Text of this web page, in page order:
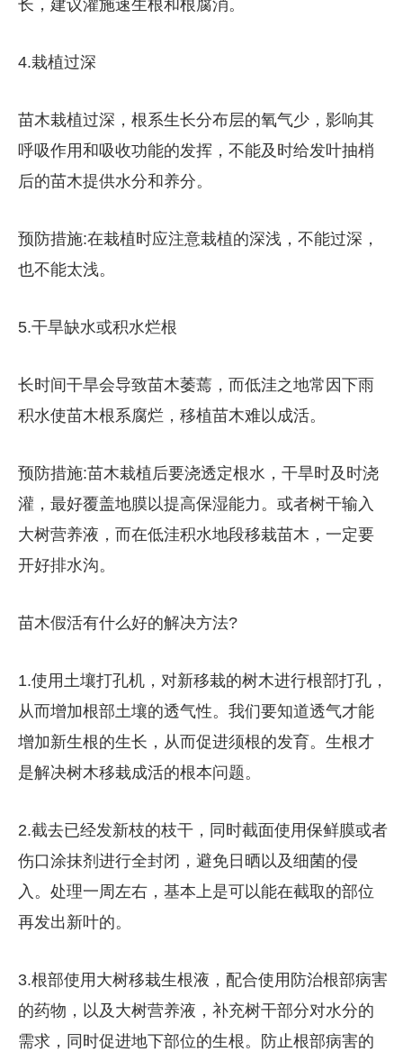
长，建议灌施速生根和根腐消。
4.栽植过深
苗木栽植过深，根系生长分布层的氧气少，影响其
呼吸作用和吸收功能的发挥，不能及时给发叶抽梢
后的苗木提供水分和养分。
预防措施:在栽植时应注意栽植的深浅，不能过深，
也不能太浅。
5.干旱缺水或积水烂根
长时间干旱会导致苗木萎蔫，而低洼之地常因下雨
积水使苗木根系腐烂，移植苗木难以成活。
预防措施:苗木栽植后要浇透定根水，干旱时及时浇
灌，最好覆盖地膜以提高保湿能力。或者树干输入
大树营养液，而在低洼积水地段移栽苗木，一定要
开好排水沟。
苗木假活有什么好的解决方法?
1.使用土壤打孔机，对新移栽的树木进行根部打孔，
从而增加根部土壤的透气性。我们要知道透气才能
增加新生根的生长，从而促进须根的发育。生根才
是解决树木移栽成活的根本问题。
2.截去已经发新枝的枝干，同时截面使用保鲜膜或者
伤口涂抹剂进行全封闭，避免日晒以及细菌的侵
入。处理一周左右，基本上是可以能在截取的部位
再发出新叶的。
3.根部使用大树移栽生根液，配合使用防治根部病害
的药物，以及大树营养液，补充树干部分对水分的
需求，同时促进地下部位的生根。防止根部病害的